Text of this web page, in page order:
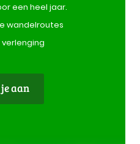
een heel jaar.
wandelroutes
aan